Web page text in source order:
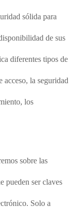
sólida para
de sus
diferentes tipos de
acceso, la seguridad
los
sobre las
pueden ser claves
Solo a